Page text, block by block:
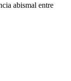
abismal entre